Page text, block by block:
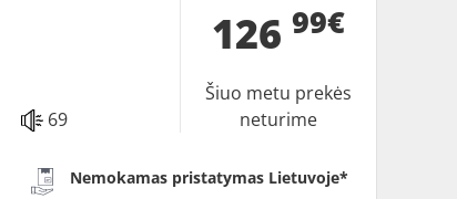
69
12699€
Šiuo metu prekės
neturime
Nemokamas pristatymas Lietuvoje*